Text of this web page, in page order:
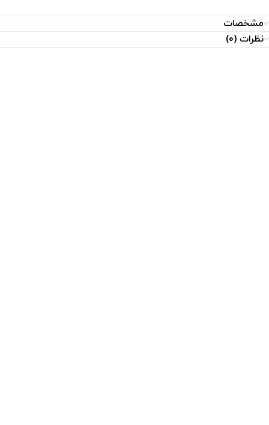
مشخصات
نظرات (0)